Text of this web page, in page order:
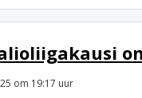
om 19:17 uur